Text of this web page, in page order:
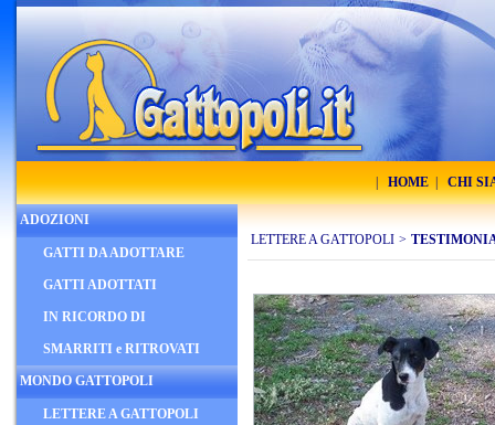
HOME CHI
ADOZIONI
GATTI DA ADOTTARE
GATTI ADOTTATI
IN RICORDO DI
SMARRITI e RITROVATI
MONDO GATTOPOLI
LETTERE A GATTOPOLI
LETTERE A GATTOPOLI >